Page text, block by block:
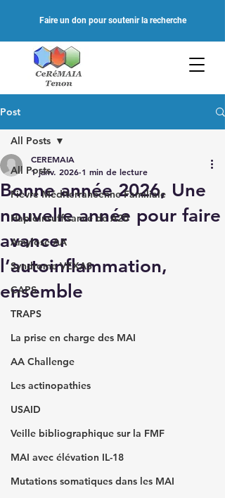
Faire un don pour soutenir la recherche
Post
All Posts
Fièvre Méditerranéenne Familiale
Haploinsuffisance de A20
Amylose AA
Syndrome VEXAS
CAPS
TRAPS
La prise en charge des MAI
AA Challenge
Les actinopathies
USAID
Veille bibliographique sur la FMF
MAI avec élévation IL-18
Mutations somatiques dans les MAI
All Posts
Bonne année 2026, Une
nouvelle année pour faire
avancer
l’autoinflammation,
ensemble
CEREMAIA
1 janv. 2026 1 min de lecture